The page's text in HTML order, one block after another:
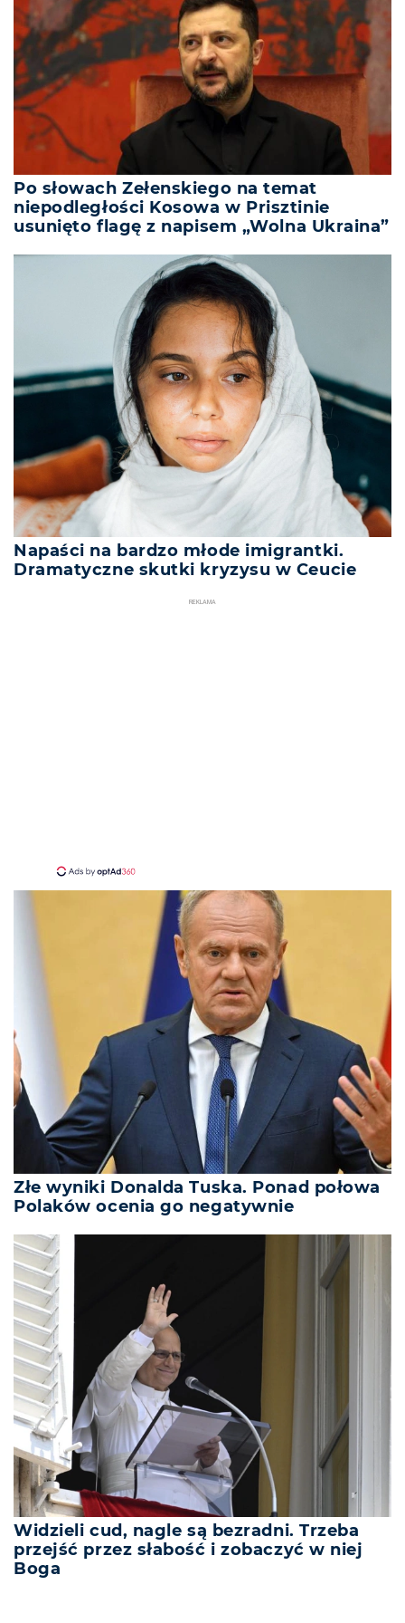
Po słowach Zełenskiego na temat
niepodległości Kosowa w Prisztinie
usunięto flagę z napisem „Wolna Ukraina”
Napaści na bardzo młode imigrantki.
Dramatyczne skutki kryzysu w Ceucie
REKLAMA
Złe wyniki Donalda Tuska. Ponad połowa
Polaków ocenia go negatywnie
Widzieli cud, nagle są bezradni. Trzeba
przejść przez słabość i zobaczyć w niej
Boga